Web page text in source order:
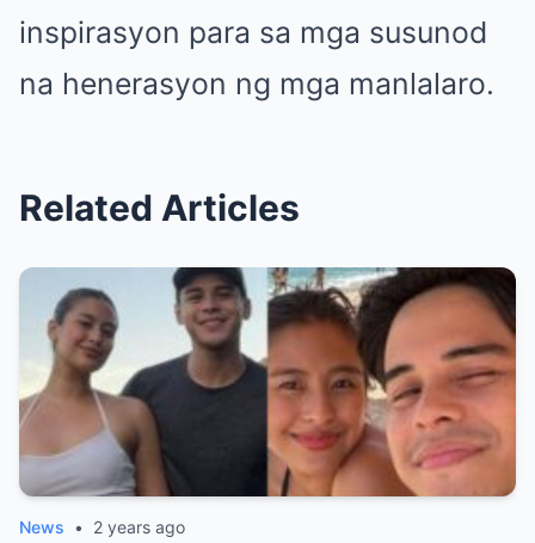
inspirasyon para sa mga susunod
na henerasyon ng mga manlalaro.
Related Articles
News • 2 years ago